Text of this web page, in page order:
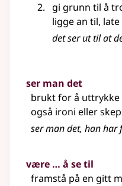
gi grunn til å
ligge an til, late
det ser ut til at
ser man det
brukt for å uttrykke
også ironi eller
ser man det, han
være … å se til
framstå på en gitt